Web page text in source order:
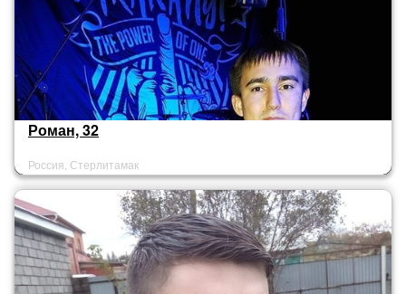
Роман, 32
Россия, Стерлитамак